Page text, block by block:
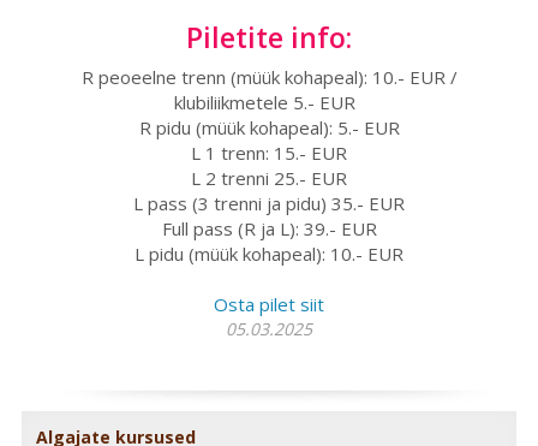
Piletite info:
R peoeelne trenn (müük kohapeal): 10.- EUR /
klubiliikmetele 5.- EUR
R pidu (müük kohapeal): 5.- EUR
L 1 trenn: 15.- EUR
L 2 trenni 25.- EUR
L pass (3 trenni ja pidu) 35.- EUR
Full pass (R ja L): 39.- EUR
L pidu (müük kohapeal): 10.- EUR
Osta pilet siit
05.03.2025
Algajate kursused